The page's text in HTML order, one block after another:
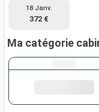
18 Janv.
372 €
Ma catégorie